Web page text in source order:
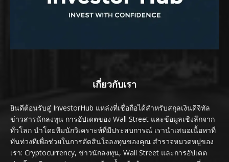
เกี่ยวกับเรา
ยินดีต้อนรับสู่ InvestorHub แหล่งที่เชื่อถือได้สำหรับสกุลเงินดิจิทัล
ข่าวสารนักลงทุน การอัปเดตของ Wall Street และข้อมูลเชิงลึกจาก
ทั่วโลก นำโดยทีมนักวิเคราะห์ที่มีประสบการณ์ เรานำเสนอเนื้อหาที่
ทันท่วงทีเพื่อช่วยในการตัดสินใจลงทุนของคุณ สำรวจหมวดหมู่ของ
เรา: Cryptocurrency, ข่าวนักลงทุน, Wall Street และการอัปเดต